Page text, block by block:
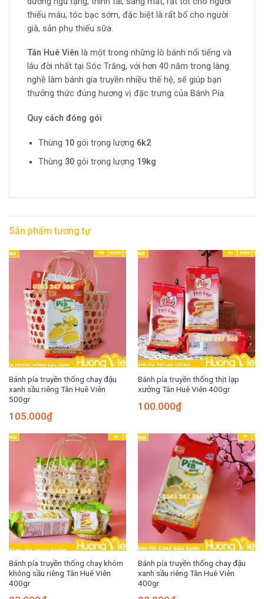
thiếu máu, tóc bạc sớm, đặc biệt là rất bổ cho người
già, sản phụ thiếu sữa.
Tân Huê Viên là một trong những lò bánh nổi tiếng và
lâu đời nhất tại Sóc Trăng, với hơn 40 năm trong làng
nghề làm bánh gia truyền nhiều thế hệ, sẽ giúp bạn
thưởng thức đúng hương vị đặc trưng của Bánh Pía
Quy cách đóng gói
Thùng 10gói trọng lượng 6k2
Thùng 30gói trọng lượng 19kg
Sản phẩm tương tự
Bánh pía truyền thống chay đậu
xanh sầu riêng Tân Huê Viên
500gr
105.000₫
Bánh pía truyền thống thịt lạp
xưởng Tân Huê Viên 400gr
100.000₫
Bánh pía truyền thống chay khóm
không sầu riêng Tân Huê Viên
400gr
Bánh pía truyền thống chay đậu
xanh sầu riêng Tân Huê Viên
400gr